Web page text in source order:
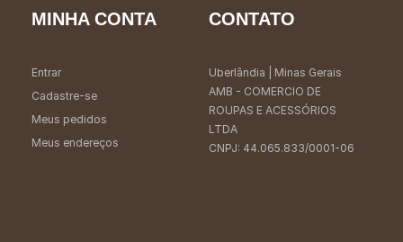
MINHA CONTA
Entrar
Cadastre-se
Meus pedidos
Meus endereços
CONTATO
Uberlândia | Minas Gerais
AMB - COMERCIO DE
ROUPAS E ACESSÓRIOS
LTDA
CNPJ: 44.065.833/0001-06